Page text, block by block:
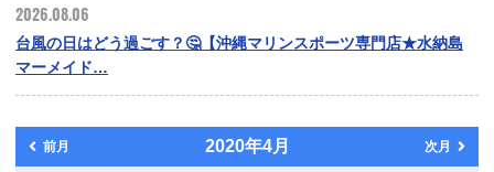
2026.08.06
台風の日はどう過ごす？🤔【沖縄マリンスポーツ専門店★水納島
マーメイド…
前月 2020年4月 次月